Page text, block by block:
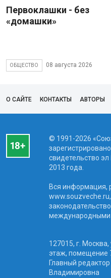
Первоклашки - без
«домашки»
ОБЩЕСТВО 08 августа 2026
О САЙТЕ КОНТАКТЫ АВТОРЫ
© 1991-2026
свидетельство
2013 года.
Вся информация,
международными
127015, г.
этаж, помещение
Главный
Владимировна